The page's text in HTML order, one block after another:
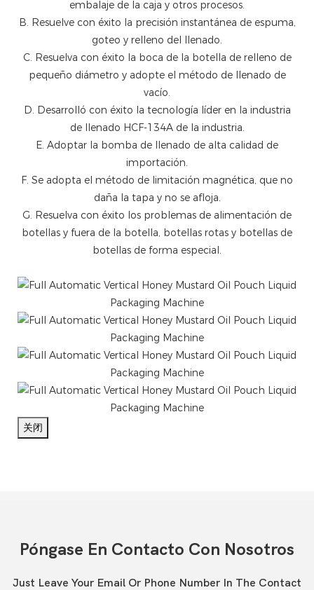
embalaje de la caja y otros procesos.
B. Resuelve con éxito la precisión instantánea de espuma,
goteo y relleno del llenado.
C. Resuelva con éxito la boca de la botella de relleno de
pequeño diámetro y adopte el método de llenado de
vacío.
D. Desarrolló con éxito la tecnología líder en la industria
de llenado HCF-134A de la industria.
E. Adoptar la bomba de llenado de alta calidad de
importación.
F. Se adopta el método de limitación magnética, que no
daña la tapa y no se afloja.
G. Resuelva con éxito los problemas de alimentación de
botellas y fuera de la botella, botellas rotas y botellas de
botellas de forma especial.
关闭
Póngase En Contacto Con Nosotros
Just Leave Your Email Or Phone Number In The Contact